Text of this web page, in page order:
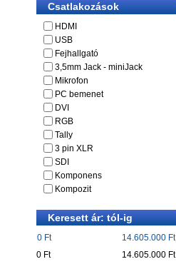
Csatlakozások
HDMI
USB
Fejhallgató
3,5mm Jack - miniJack
Mikrofon
PC bemenet
DVI
RGB
Tally
3 pin XLR
SDI
Komponens
Kompozit
Keresett ár: tól-ig
0 Ft
14.605.000 Ft
0 Ft
14.605.000 Ft